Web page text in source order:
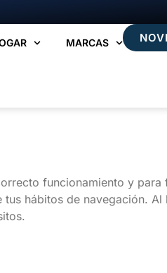
MARCAS
funcionamiento y para
hábitos de navegación.